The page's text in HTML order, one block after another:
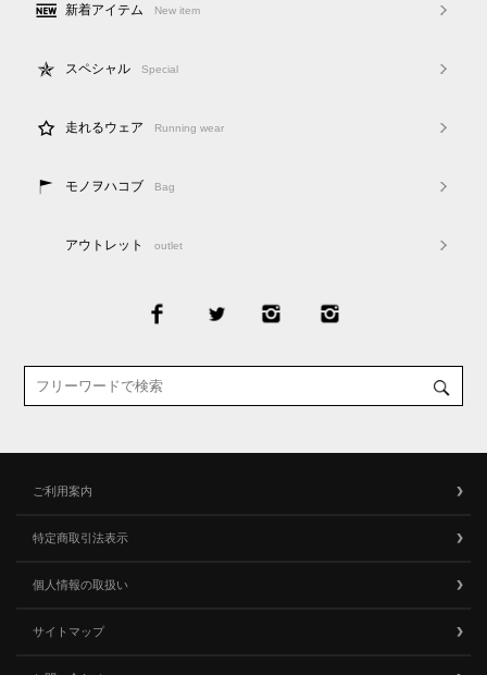
新着アイテム New item
スペシャル Special
走れるウェア Running wear
モノヲハコブ Bag
アウトレット outlet
ご利用案内
特定商取引法表示
個人情報の取扱い
サイトマップ